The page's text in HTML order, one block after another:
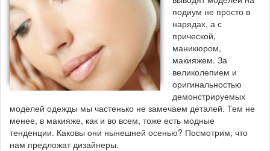
подиум не просто в
нарядах, а с
прической,
маникюром,
макияжем. За
великолепием и
оригинальностью
демонстрируемых
моделей одежды мы частенько не замечаем деталей. Тем не
менее, в макияже, как и во всем, тоже есть модные
тенденции. Каковы они нынешней осенью? Посмотрим, что
нам предложат дизайнеры.